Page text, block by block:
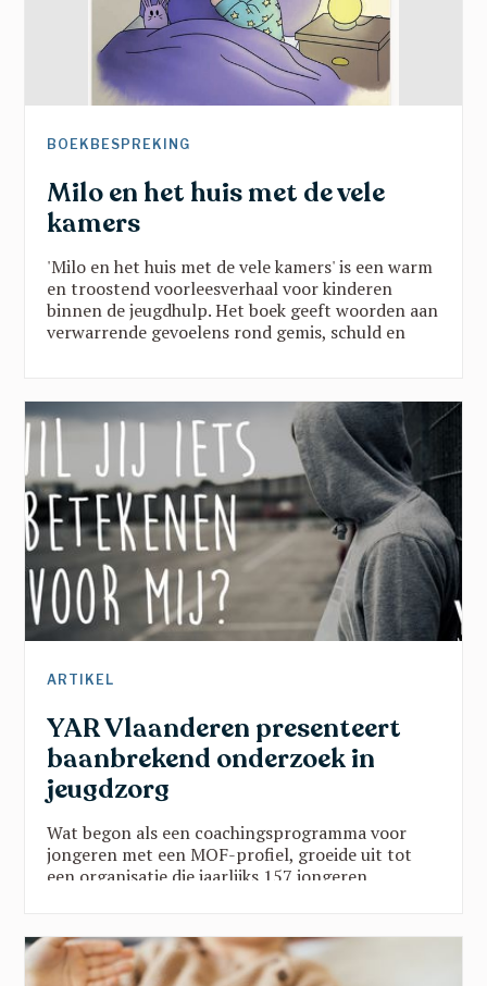
BOEKBESPREKING
Milo en het huis met de vele
kamers
'Milo en het huis met de vele kamers' is een warm
en troostend voorleesverhaal voor kinderen
binnen de jeugdhulp. Het boek geeft woorden aan
verwarrende gevoelens rond gemis, schuld en
Een verhaal dat kinderen helpt groeien in rust,
veiligheid en vertrouwen en dat toont dat ze er
nooit alleen voor staan.
ARTIKEL
YAR Vlaanderen presenteert
baanbrekend onderzoek in
jeugdzorg
Wat begon als een coachingsprogramma voor
jongeren met een MOF-profiel, groeide uit tot
een organisatie die jaarlijks 157 jongeren
wetenschappelijk onderzoek toont zwart op wit
aan dat de YAR-aanpak werkt. Een blik op een